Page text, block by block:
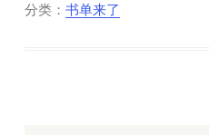
分类：书单来了